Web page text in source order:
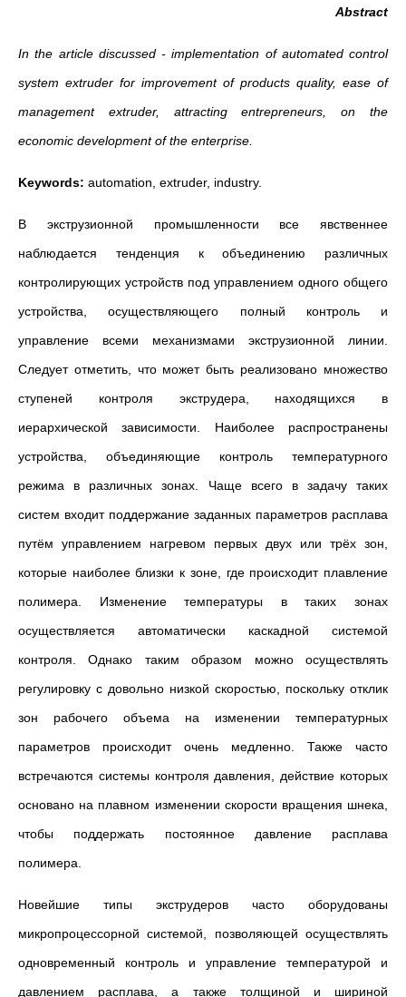
Abstract
In the article discussed - implementation of automated control
system extruder for improvement of products quality, ease of
management extruder, attracting entrepreneurs, on the
economic development of the enterprise.
Keywords: automation, extruder, industry.
В экструзионной промышленности все явственнее
наблюдается тенденция к объединению различных
контролирующих устройств под управлением одного общего
устройства, осуществляющего полный контроль и
управление всеми механизмами экструзионной линии.
Следует отметить, что может быть реализовано множество
ступеней контроля экструдера, находящихся в
иерархической зависимости. Наиболее распространены
устройства, объединяющие контроль температурного
режима в различных зонах. Чаще всего в задачу таких
систем входит поддержание заданных параметров расплава
путём управлением нагревом первых двух или трёх зон,
которые наиболее близки к зоне, где происходит плавление
полимера. Изменение температуры в таких зонах
осуществляется автоматически каскадной системой
контроля. Однако таким образом можно осуществлять
регулировку с довольно низкой скоростью, поскольку отклик
зон рабочего объема на изменении температурных
параметров происходит очень медленно. Также часто
встречаются системы контроля давления, действие которых
основано на плавном изменении скорости вращения шнека,
чтобы поддержать постоянное давление расплава
полимера.
Новейшие типы экструдеров часто оборудованы
микропроцессорной системой, позволяющей осуществлять
одновременный контроль и управление температурой и
давлением расплава, а также толщиной и шириной